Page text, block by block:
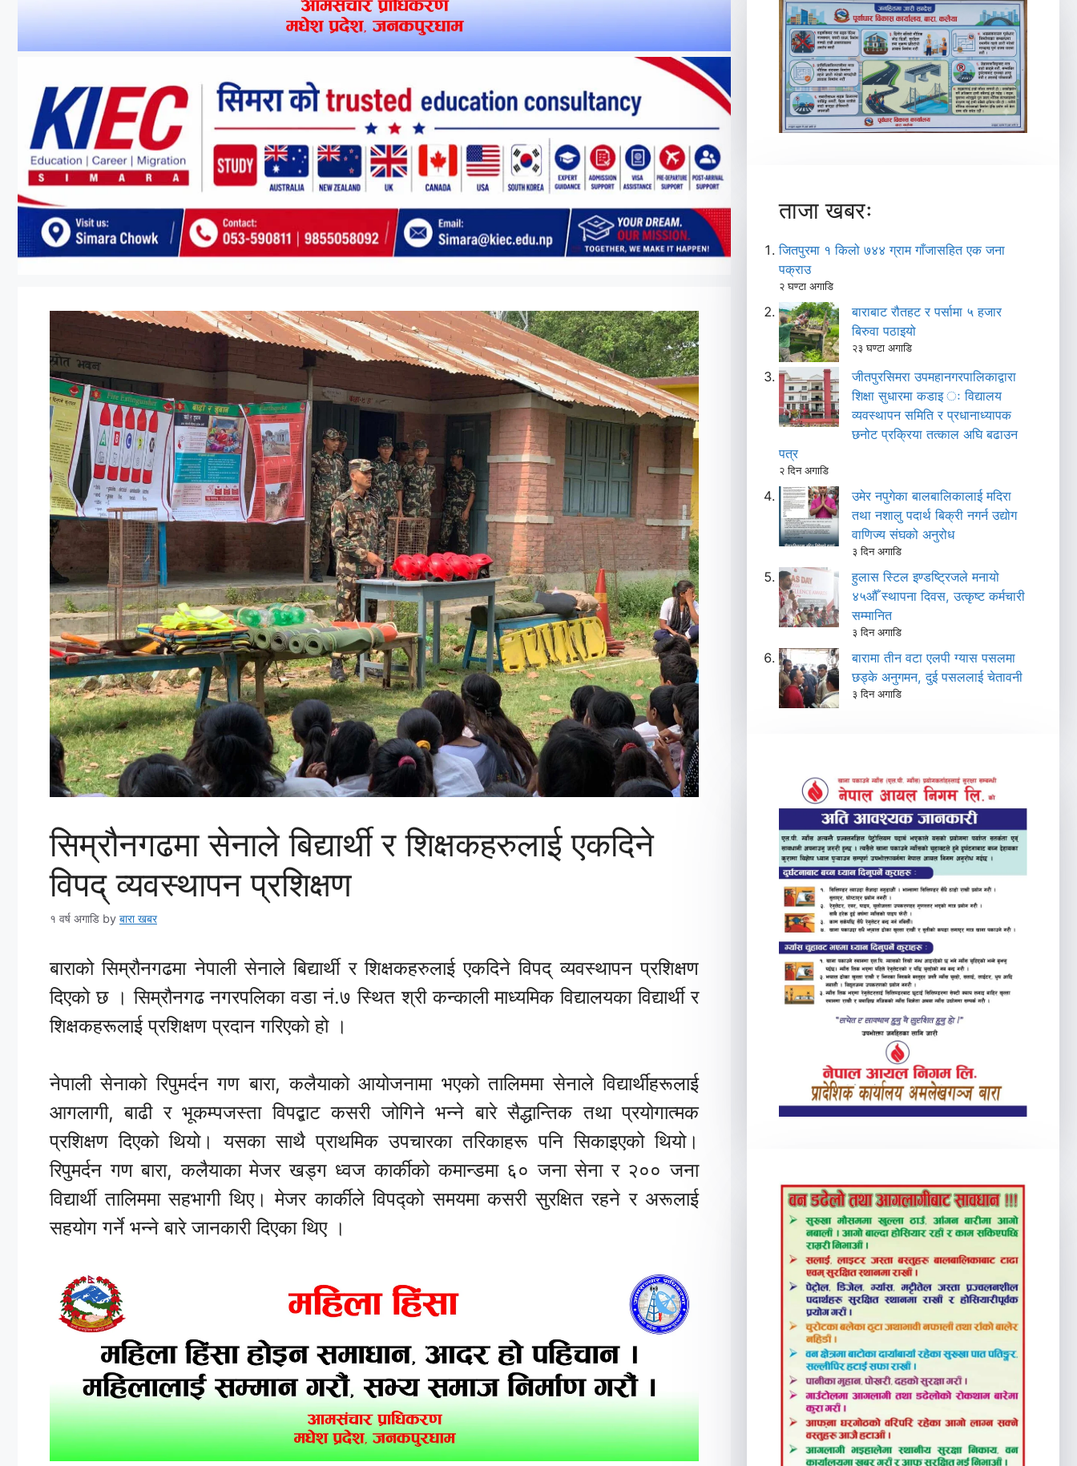
सिम्रौनगढमा सेनाले बिद्यार्थी र शिक्षकहरुलाई एकदिने
विपद् व्यवस्थापन प्रशिक्षण
१ वर्ष अगाडि by बारा खबर
बाराको सिम्रौनगढमा नेपाली सेनाले बिद्यार्थी र शिक्षकहरुलाई एकदिने विपद् व्यवस्थापन प्रशिक्षण
दिएको छ । सिम्रौनगढ नगरपलिका वडा नं.७ स्थित श्री कन्काली माध्यमिक विद्यालयका विद्यार्थी र
शिक्षकहरूलाई प्रशिक्षण प्रदान गरिएको हो ।
नेपाली सेनाको रिपुमर्दन गण बारा, कलैयाको आयोजनामा भएको तालिममा सेनाले विद्यार्थीहरूलाई
आगलागी, बाढी र भूकम्पजस्ता विपद्बाट कसरी जोगिने भन्ने बारे सैद्धान्तिक तथा प्रयोगात्मक
प्रशिक्षण दिएको थियो। यसका साथै प्राथमिक उपचारका तरिकाहरू पनि सिकाइएको थियो।
रिपुमर्दन गण बारा, कलैयाका मेजर खड्ग ध्वज कार्कीको कमान्डमा ६० जना सेना र २०० जना
विद्यार्थी तालिममा सहभागी थिए। मेजर कार्कीले विपद्को समयमा कसरी सुरक्षित रहने र अरूलाई
सहयोग गर्ने भन्ने बारे जानकारी दिएका थिए ।
ताजा खबरः
जितपुरमा १ किलो ७४४ ग्राम गाँजासहित एक जना
पक्राउ
२ घण्टा अगाडि
बाराबाट रौतहट र पर्सामा ५ हजार
बिरुवा पठाइयो
२३ घण्टा अगाडि
जीतपुरसिमरा उपमहानगरपालिकाद्वारा
शिक्षा सुधारमा कडाइ ः विद्यालय
व्यवस्थापन समिति र प्रधानाध्यापक
छनोट प्रक्रिया तत्काल अघि बढाउन
पत्र
२ दिन अगाडि
उमेर नपुगेका बालबालिकालाई मदिरा
तथा नशालु पदार्थ बिक्री नगर्न उद्योग
वाणिज्य संघको अनुरोध
३ दिन अगाडि
हुलास स्टिल इण्डष्ट्रिजले मनायो
४५औँ स्थापना दिवस, उत्कृष्ट कर्मचारी
सम्मानित
३ दिन अगाडि
बारामा तीन वटा एलपी ग्यास पसलमा
छड्के अनुगमन, दुई पसललाई चेतावनी
३ दिन अगाडि